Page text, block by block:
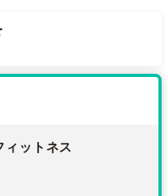
ットネス